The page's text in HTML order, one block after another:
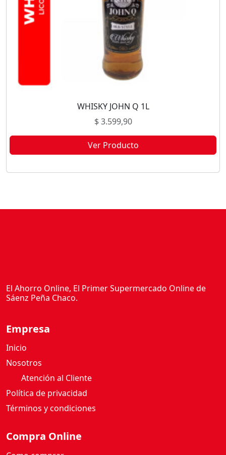
WHISKY JOHN Q 1L
$3.599,90
Ver Producto
El Ahorro Online, El Primer Supermercado Online de
Sáenz Peña Chaco.
Empresa
Inicio
Nosotros
Atención al Cliente
Política de privacidad
Términos y condiciones
Compra Online